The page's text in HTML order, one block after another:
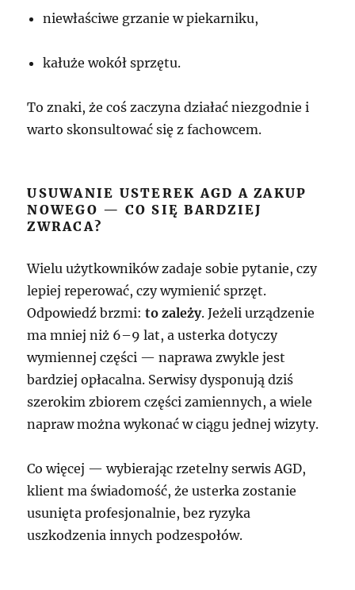
niewłaściwe grzanie w piekarniku,
kałuże wokół sprzętu.
To znaki, że coś zaczyna działać niezgodnie i
warto skonsultować się z fachowcem.
USUWANIE USTEREK AGD A ZAKUP
NOWEGO — CO SIĘ BARDZIEJ
ZWRACA?
Wielu użytkowników zadaje sobie pytanie, czy
lepiej reperować, czy wymienić sprzęt.
Odpowiedź brzmi:to zależy. Jeżeli urządzenie
ma mniej niż 6–9 lat, a usterka dotyczy
wymiennej części — naprawa zwykle jest
bardziej opłacalna. Serwisy dysponują dziś
szerokim zbiorem części zamiennych, a wiele
napraw można wykonać w ciągu jednej wizyty.
Co więcej — wybierając rzetelny serwis AGD,
klient ma świadomość, że usterka zostanie
usunięta profesjonalnie, bez ryzyka
uszkodzenia innych podzespołów.